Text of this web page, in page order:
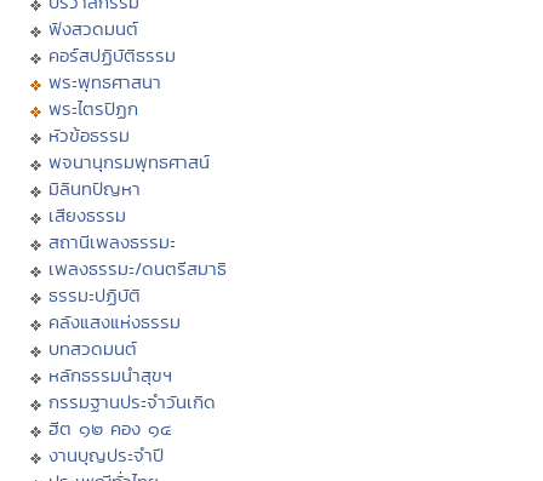
ฟังสวดมนต์
คอร์สปฏิบัติธรรม
พระพุทธศาสนา
พระไตรปิฏก
หัวข้อธรรม
พจนานุกรมพุทธศาสน์
มิลินทปัญหา
เสียงธรรม
สถานีเพลงธรรมะ
เพลงธรรมะ/ดนตรีสมาธิ
ธรรมะปฏิบัติ
คลังแสงแห่งธรรม
บทสวดมนต์
หลักธรรมนำสุขฯ
กรรมฐานประจำวันเกิด
ฮีต ๑๒ คอง ๑๔
งานบุญประจำปี